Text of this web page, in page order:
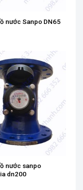
nước Sanpo DN65
nước sanpo
dn200